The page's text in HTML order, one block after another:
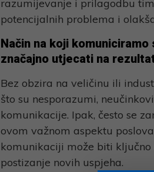
razumijevanje i prilagodbu
potencijalnih problema i
Način na koji
značajno utjecati na
Bez obzira na veličinu ili
što su nesporazumi,
komunikacije. Ipak, često se
ovom važnom aspektu
komunikaciji može biti
postizanje novih uspjeha.